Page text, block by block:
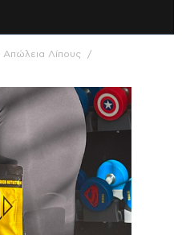
Απώλεια Λίπους
/